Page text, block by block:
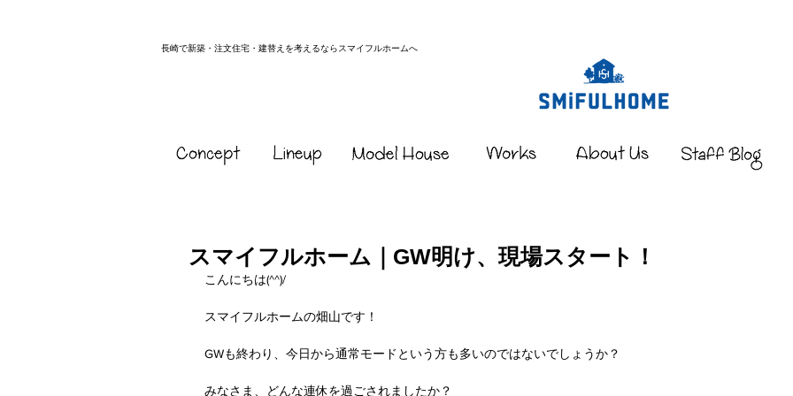
長崎で新築・注文住宅・建替えを考えるならスマイフルホームへ
スマイフルホーム｜GW明け、現場スタート！
こんにちは(^^)/
スマイフルホームの畑山です！
GWも終わり、今日から通常モードという方も多いのではないでしょうか？
みなさま、どんな連休を過ごされましたか？